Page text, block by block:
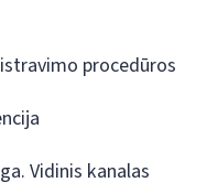
procedūros
Vidinis kanalas